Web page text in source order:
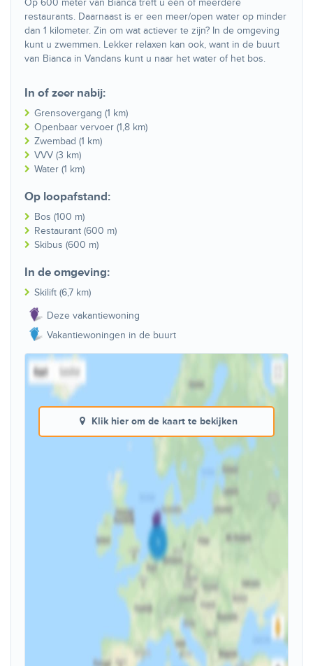
restaurants. Daarnaast is er een meer/open water op minder
dan 1 kilometer. Zin om wat actiever te zijn? In de omgeving
kunt u zwemmen. Lekker relaxen kan ook, want in de buurt
van Bianca in Vandans kunt u naar het water of het bos.
In of zeer nabij:
Grensovergang (1 km)
Openbaar vervoer (1,8 km)
Zwembad (1 km)
VVV (3 km)
Water (1 km)
Op loopafstand:
Bos (100 m)
Restaurant (600 m)
Skibus (600 m)
In de omgeving:
Skilift (6,7 km)
Deze vakantiewoning
Vakantiewoningen in de buurt
Klik hier om de kaart te bekijken